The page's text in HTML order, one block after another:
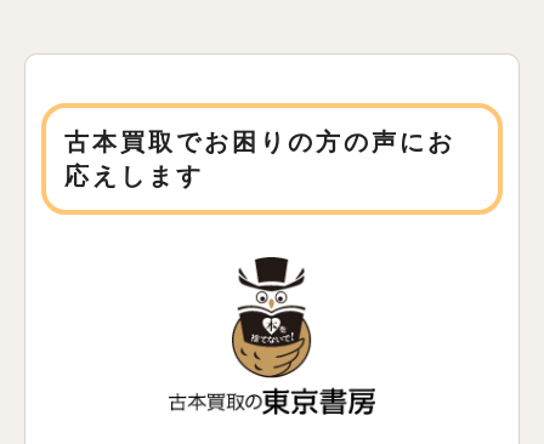
古本買取でお困りの方の声にお
応えします